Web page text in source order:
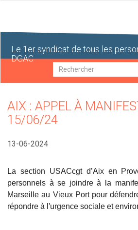
Le 1er syndicat de tous les
DGAC
Recherche
AIX : APPEL À
15/06/24
13-06-2024
La section USACcgt d’Aix en
personnels à se joindre à la
Marseille au Vieux Port pour
répondre à l'urgence sociale et